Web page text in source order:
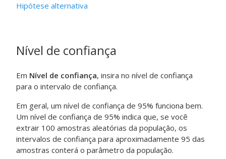
Hipótese alternativa
Nível de confiança
Em Nível de confiança, insira no nível de confiança
para o intervalo de confiança.
Em geral, um nível de confiança de 95% funciona bem.
Um nível de confiança de 95% indica que, se você
extrair 100 amostras aleatórias da população, os
intervalos de confiança para aproximadamente 95 das
amostras conterá o parâmetro da população.